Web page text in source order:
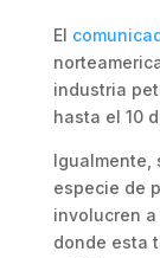
El
industria
hasta el 10
Igualmente,
especie de
involucren a
donde esta